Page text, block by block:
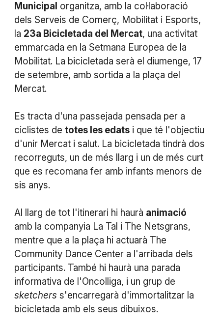
Municipal organitza, amb la col·laboració
dels Serveis de Comerç, Mobilitat i Esports,
la 23a Bicicletada del Mercat, una activitat
emmarcada en la Setmana Europea de la
Mobilitat. La bicicletada serà el diumenge, 17
de setembre, amb sortida a la plaça del
Mercat.
Es tracta d'una passejada pensada per a
ciclistes de totes les edatsi que té l'objectiu
d'unir Mercat i salut. La bicicletada tindrà dos
recorreguts, un de més llarg i un de més curt
que es recomana fer amb infants menors de
sis anys.
Al llarg de tot l'itinerari hi haurà animació
amb la companyia La Tal i The Netsgrans,
mentre que a la plaça hi actuarà The
Community Dance Center a l'arribada dels
participants. També hi haurà una parada
informativa de l'Oncolliga, i un grup de
sketchers s'encarregarà d'immortalitzar la
bicicletada amb els seus dibuixos.